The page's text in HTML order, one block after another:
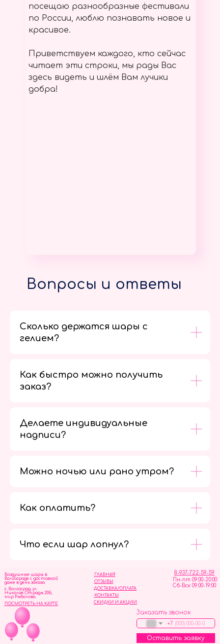
посещаю разнообразные фестивали
по России, люблю познавать новое и
красивое.
Приветствуем каждого, кто сейчас
читает эти строки, мы рады Вас
здесь видеть и шлём Вам лучики
добра!
Вопросы и ответы
Сколько держатся шары с
гелием?
Как быстро можно получить
заказ?
Делаете индивидуальные
надписи?
Можно ночью или рано утром?
Как оплатить?
Что если шар лопнул?
ОТЗЫВЫ
ГЛАВНАЯ
ДОСТАВКА/ОПЛАТА
СКИДКИ И АКЦИИ
КОНТАКТЫ
8-937-722-59-59
Пн-пт 09:00-20:00
Сб-Вск 09:00-19:00
Воздушные шары в
Волгограде с доставкой
даже в день заказа
Заказать звонок
+7
Оставить заявку
г. Волгоград, ул.
Николая Отрады 20Б,
мир Рыболова
ПОСМОТРЕТЬ НА КАРТЕ